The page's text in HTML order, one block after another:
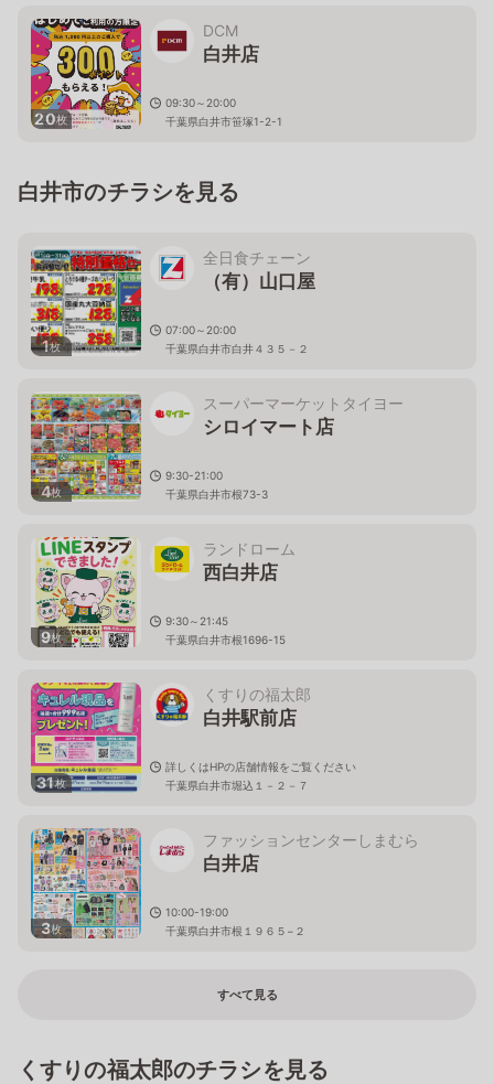
20枚
DCM
白井店
09:30～20:00
千葉県白井市笹塚1-2-1
白井市のチラシを見る
1枚
全日食チェーン
（有）山口屋
07:00～20:00
千葉県白井市白井４３５－２
4枚
スーパーマーケットタイヨー
シロイマート店
9:30-21:00
千葉県白井市根73-3
9枚
ランドローム
西白井店
9:30～21:45
千葉県白井市根1696-15
31枚
くすりの福太郎
白井駅前店
詳しくはHPの店舗情報をご覧ください
千葉県白井市堀込１－２－７
3枚
ファッションセンターしまむら
白井店
10:00-19:00
千葉県白井市根１９６５−２
すべて見る
くすりの福太郎のチラシを見る